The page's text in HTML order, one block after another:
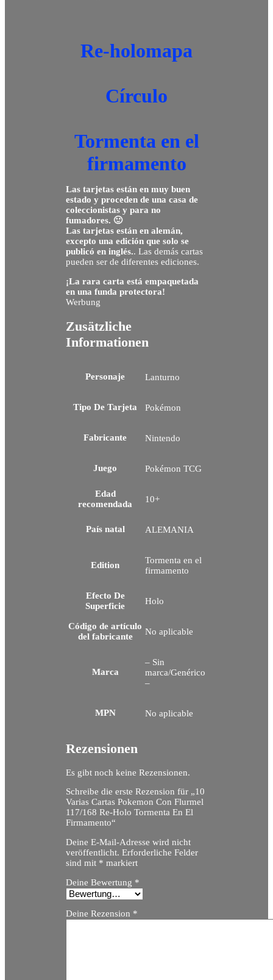
Re-holomapa
Círculo
Tormenta en el
firmamento
Las tarjetas están en muy buen
estado y proceden de una casa de
coleccionistas y para no
fumadores. 🙂
Las tarjetas están en alemán,
excepto una edición que solo se
publicó en inglés.. Las demás cartas
pueden ser de diferentes ediciones.
¡La rara carta está empaquetada
en una funda protectora!
Werbung
Zusätzliche
Informationen
Personaje Lanturno
Tipo De Tarjeta Pokémon
Fabricante Nintendo
Juego Pokémon TCG
Edad
recomendada
10+
País natal ALEMANIA
Edition
Tormenta en el
firmamento
Efecto De
Superficie
Holo
Código de artículo
del fabricante
No aplicable
Marca
– Sin
marca/Genérico
–
MPN No aplicable
Rezensionen
Es gibt noch keine Rezensionen.
Schreibe die erste Rezension für „10
Varias Cartas Pokemon Con Flurmel
117/168 Re-Holo Tormenta En El
Firmamento“
Deine E-Mail-Adresse wird nicht
veröffentlicht. Erforderliche Felder
sind mit * markiert
Deine Bewertung *
Deine Rezension *